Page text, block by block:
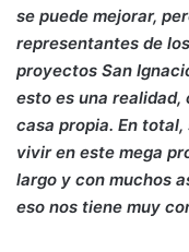
se puede mejorar,
representantes de
proyectos San
esto es una realidad,
casa propia. En
vivir en este mega
largo y con muchos
eso nos tiene muy